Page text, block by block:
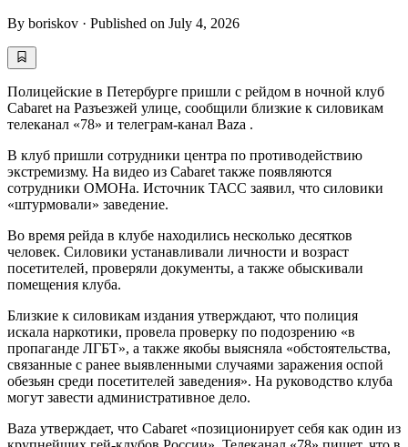
By boriskov · Published on July 4, 2026
Полицейские в Петербурге пришли с рейдом в ночной клуб
Cabaret на Разъезжей улице, сообщили близкие к силовикам
телеканал «78» и телеграм-канал Baza .
В клуб пришли сотрудники центра по противодействию
экстремизму. На видео из Cabaret также появляются
сотрудники ОМОНа. Источник ТАСС заявил, что силовики
«штурмовали» заведение.
Во время рейда в клубе находились несколько десятков
человек. Силовики устанавливали личности и возраст
посетителей, проверяли документы, а также обыскивали
помещения клуба.
Близкие к силовикам издания утверждают, что полиция
искала наркотики, провела проверку по подозрению «в
пропаганде ЛГБТ», а также якобы выясняла «обстоятельства,
связанные с ранее выявленными случаями заражения оспой
обезьян среди посетителей заведения». На руководство клуба
могут завести административное дело.
Baza утверждает, что Cabaret «позиционирует себя как один из